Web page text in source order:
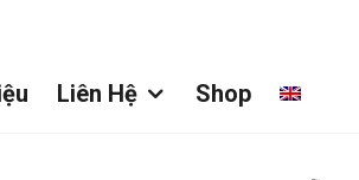
Liên Hệ Shop